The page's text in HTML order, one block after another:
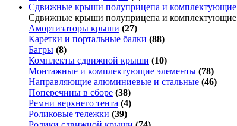
Сдвижные крыши полуприцепа и комплектующие
Сдвижные крыши полуприцепа и комплектующие
Амортизаторы крыши (27)
Каретки и портальные балки (88)
Багры (8)
Комплекты сдвижной крыши (10)
Монтажные и комплектующие элементы (78)
Направляющие алюминиевые и стальные (46)
Поперечины в сборе (38)
Ремни верхнего тента (4)
Роликовые тележки (39)